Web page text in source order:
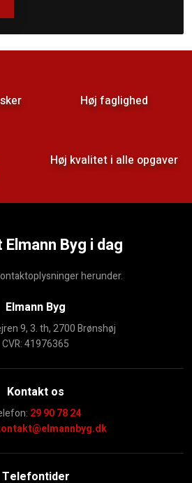
Høj faglighed
Høj kvalitet i alle opgaver
Byg i dag
herunder.
Elmann Byg
9, 3. th, 2700 Brønshøj
​CVR: 41976365
Kontakt os
29 90 78 24
Telefontider